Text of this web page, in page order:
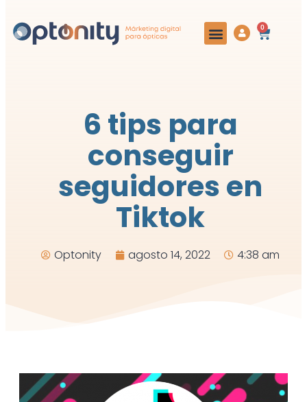
0
6 tips para
conseguir
seguidores en
Tiktok
Optonity agosto 14, 2022 4:38 am